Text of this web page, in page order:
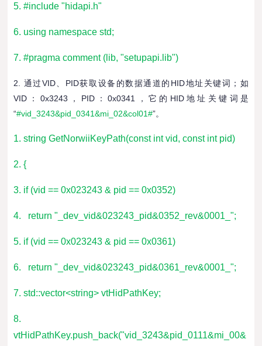
5. #include "hidapi.h"
6. using namespace std;
7. #pragma comment (lib, "setupapi.lib")
2. 通过VID、PID获取设备的数据通道的HID地址关键词；如
VID：0x3243，PID：0x0341，它的HID地址关键词是
“#vid_3243&pid_0341&mi_02&col01#”。
1. string GetNorwiiKeyPath(const int vid, const int pid)
2. {
3. if (vid == 0x023243 & pid == 0x0352)
4. return "_dev_vid&023243_pid&0352_rev&0001_";
5. if (vid == 0x023243 & pid == 0x0361)
6. return "_dev_vid&023243_pid&0361_rev&0001_";
7. std::vector<string> vtHidPathKey;
8.
vtHidPathKey.push_back("vid_3243&pid_0111&mi_00&